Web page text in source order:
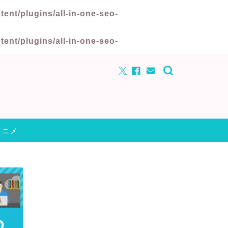
plugins/all-in-one-seo-
plugins/all-in-one-seo-
メ